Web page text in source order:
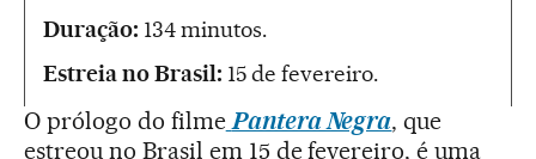
Duração: 134 minutos.
Estreia no Brasil: 15 de fevereiro.
O prólogo do filme Pantera Negra, que
estreou no Brasil em 15 de fevereiro, é uma